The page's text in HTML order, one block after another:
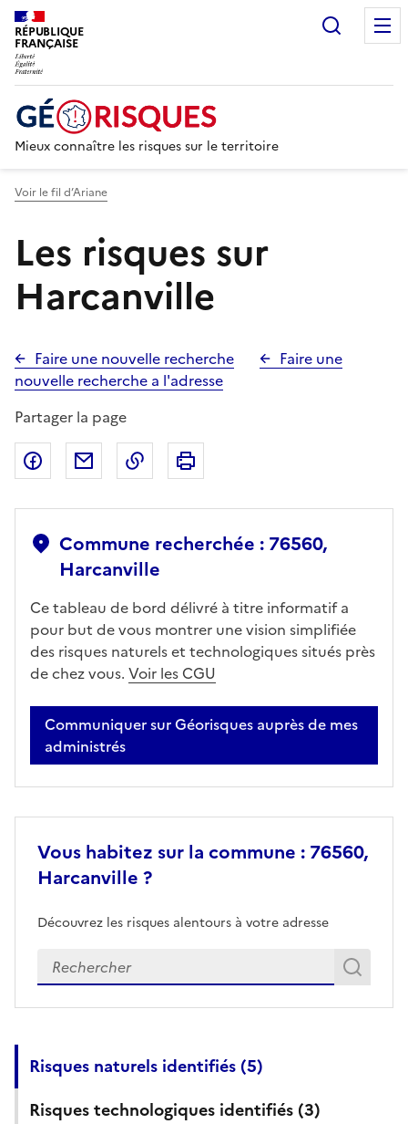
RÉPUBLIQUE
FRANÇAISE
Mieux connaître les risques sur le territoire
Voir le fil d’Ariane
Les risques sur
Harcanville
Faire une nouvelle recherche
Faire une
nouvelle recherche a l'adresse
Partager la page
Partager sur Facebook
Partager par emailCopier dans le presse-papier
Commune recherchée : 76560,
Harcanville
Ce tableau de bord délivré à titre informatif a
pour but de vous montrer une vision simplifiée
des risques naturels et technologiques situés près
de chez vous. Voir les CGU
Communiquer sur Géorisques auprès de mes
administrés
Vous habitez sur la commune : 76560,
Harcanville ?
Découvrez les risques alentours à votre adresse
Veuillez renseigner votre adresse exacte
Risques naturels identifiés (5)
Risques technologiques identifiés (3)